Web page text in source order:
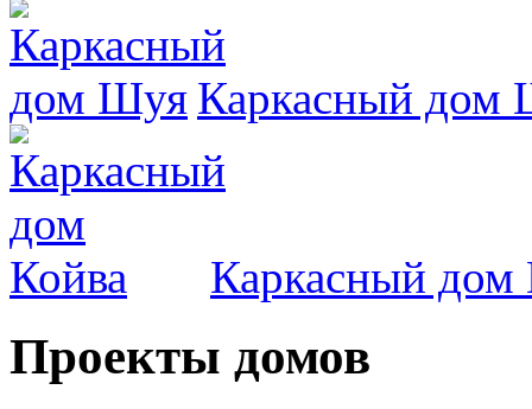
Каркасный дом
Каркасный дом
Проекты домов